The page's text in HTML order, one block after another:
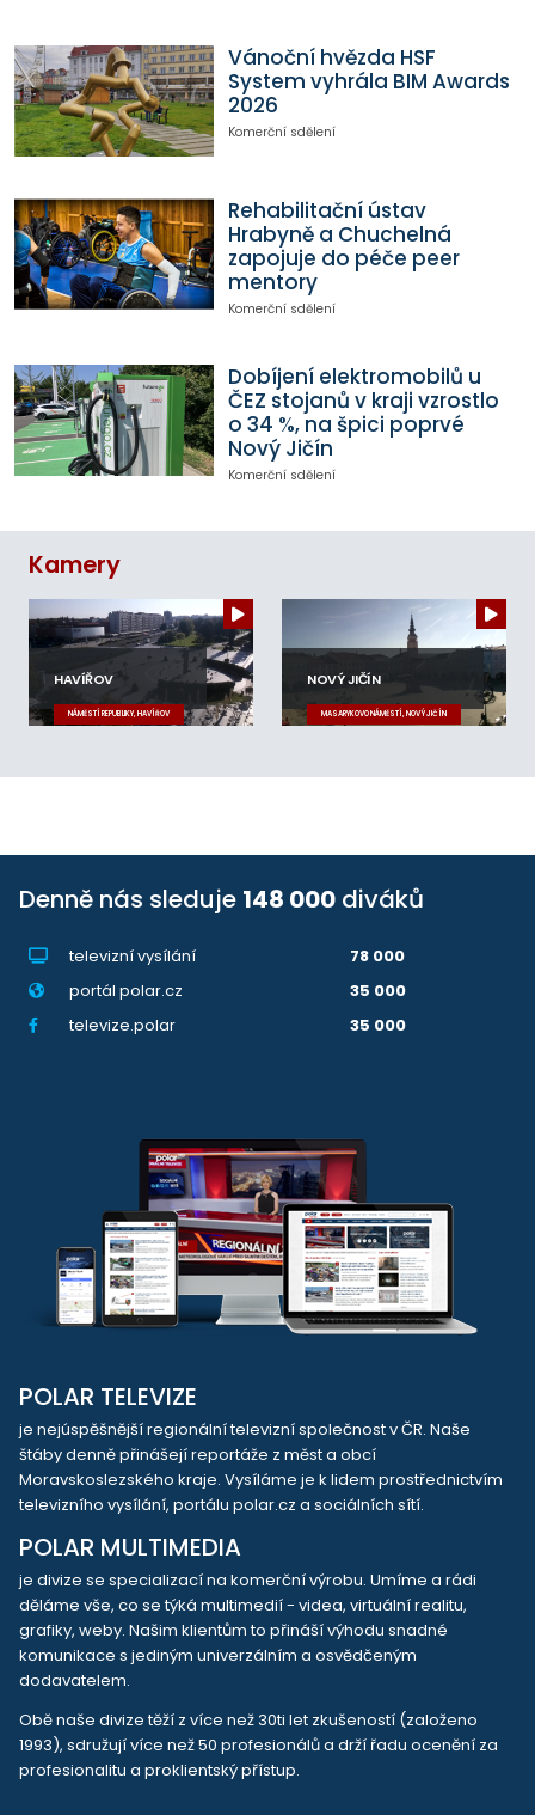
Vánoční hvězda HSF
System vyhrála BIM Awards
2026
Komerční sdělení
Rehabilitační ústav
Hrabyně a Chuchelná
zapojuje do péče peer
mentory
Komerční sdělení
Dobíjení elektromobilů u
ČEZ stojanů v kraji vzrostlo
o 34 %, na špici poprvé
Nový Jičín
Komerční sdělení
Kamery
HAVÍŘOV
NÁMĚSTÍ REPUBLIKY, HAVÍŘOV
NOVÝ JIČÍN
MASARYKOVO NÁMĚSTÍ, NOVÝ JIČÍN
Denně nás sleduje 148 000 diváků
televizní vysílání
78 000
portál polar.cz
35 000
televize.polar
35 000
POLAR TELEVIZE
je nejúspěšnější regionální televizní společnost v ČR. Naše
štáby denně přinášejí reportáže z měst a obcí
Moravskoslezského kraje. Vysíláme je k lidem prostřednictvím
televizního vysílání, portálu polar.cz a sociálních sítí.
POLAR MULTIMEDIA
je divize se specializací na komerční výrobu. Umíme a rádi
děláme vše, co se týká multimedií - videa, virtuální realitu,
grafiky, weby. Našim klientům to přináší výhodu snadné
komunikace s jediným univerzálním a osvědčeným
dodavatelem.
Obě naše divize těží z více než 30ti let zkušeností (založeno
1993), sdružují více než 50 profesionálů a drží řadu ocenění za
profesionalitu a proklientský přístup.